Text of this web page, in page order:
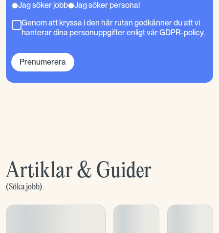
Jag söker jobb
Jag söker personal
Genom att kryssa i den här rutan godkänner du att vi
hanterar dina personuppgifter enligt vår GDPR-policy.
Prenumerera
Artiklar & Guider
(Söka jobb)